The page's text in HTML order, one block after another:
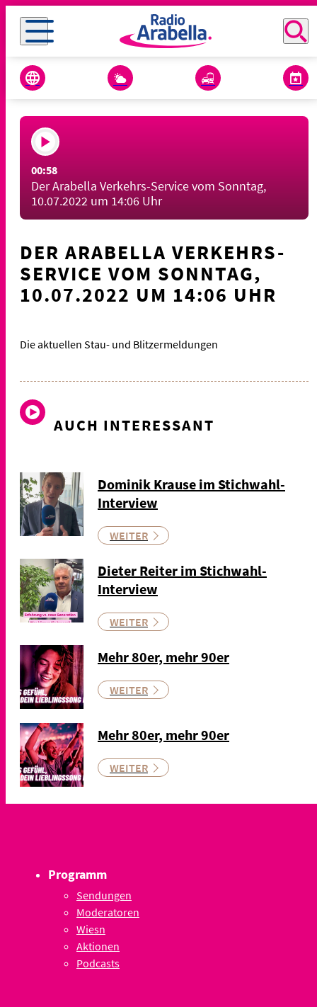
00:58
Der Arabella Verkehrs-Service vom Sonntag,
10.07.2022 um 14:06 Uhr
DER ARABELLA VERKEHRS-
SERVICE VOM SONNTAG,
10.07.2022 UM 14:06 UHR
Die aktuellen Stau- und Blitzermeldungen
AUCH INTERESSANT
Dominik Krause im Stichwahl-
Interview
WEITER
Dieter Reiter im Stichwahl-
Interview
WEITER
Mehr 80er, mehr 90er
WEITER
Mehr 80er, mehr 90er
WEITER
Programm
Sendungen
Moderatoren
Wiesn
Aktionen
Podcasts